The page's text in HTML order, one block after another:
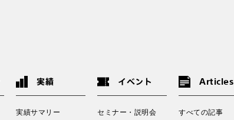
実績
実績サマリー
イベント
セミナー・説明会
Articles
すべての記事